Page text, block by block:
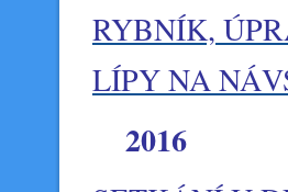
RYBNÍK,
LÍPY NA
2016